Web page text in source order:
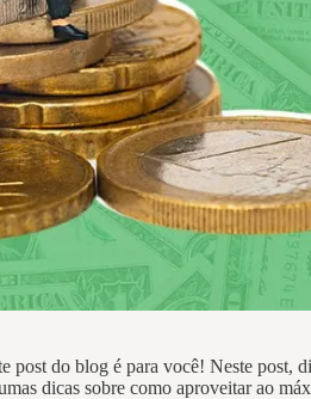
do blog é para você! Neste post,
dicas sobre como aproveitar ao